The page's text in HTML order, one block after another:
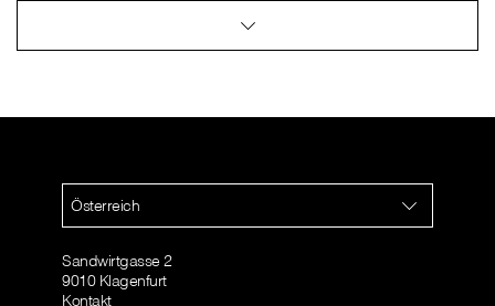
Österreich
Sandwirtgasse 2
9010 Klagenfurt
Kontakt